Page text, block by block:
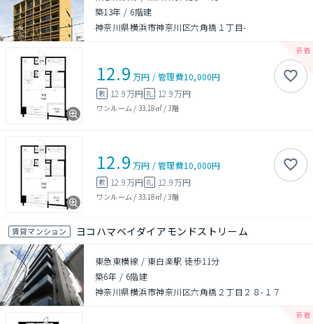
築13年 / 6階建
神奈川県横浜市神奈川区六角橋１丁目-
12.9 万円 /管理費10,000円
敷 12.9万円 礼 12.9万円
ワンルーム / 33.18㎡/3階
12.9 万円 /管理費10,000円
敷 12.9万円 礼 12.9万円
ワンルーム / 33.18㎡/3階
賃貸マンション ヨコハマベイダイアモンドストリーム
東急東横線 / 東白楽駅 徒歩11分
築6年 / 6階建
神奈川県横浜市神奈川区六角橋２丁目２８-１７